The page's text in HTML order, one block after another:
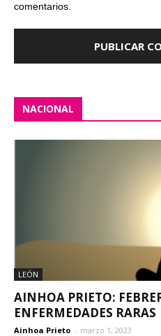
comentarios.
NACIONAL
LEÓN
AINHOA PRIETO:
ENFERMEDADES RARAS
Ainhoa Prieto - marzo 1, 2023